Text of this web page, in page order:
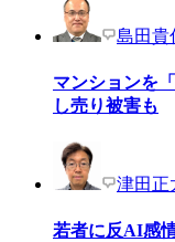
島田貴
マンションを
し売り被害も
津田正
若者に反AI感